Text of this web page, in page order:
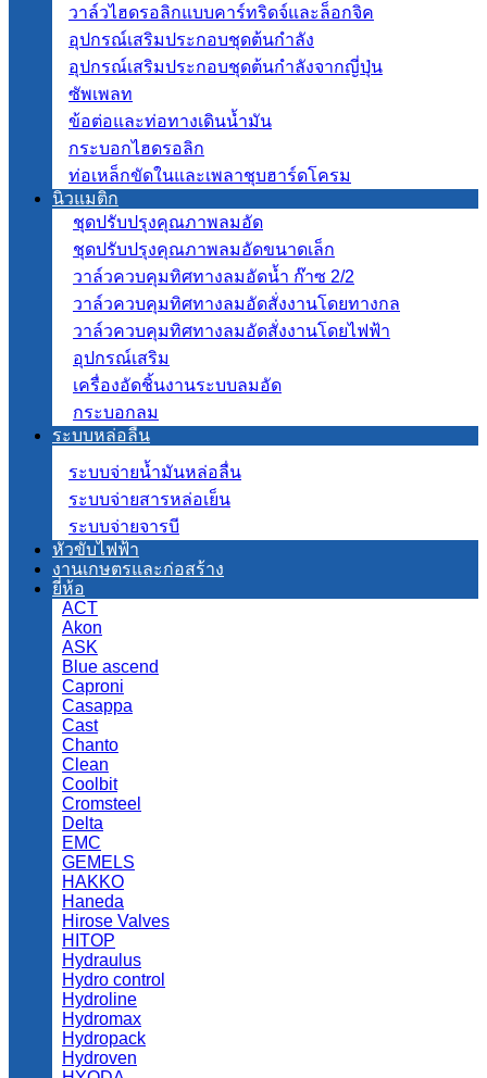
วาล์วไฮดรอลิกแบบคาร์ทริดจ์และล็อกจิค
อุปกรณ์เสริมประกอบชุดต้นกำลัง
อุปกรณ์เสริมประกอบชุดต้นกำลังจากญี่ปุ่น
ซัพเพลท
ข้อต่อและท่อทางเดินน้ำมัน
กระบอกไฮดรอลิก
ท่อเหล็กขัดในและเพลาชุบฮาร์ดโครม
นิวแมติก
ชุดปรับปรุงคุณภาพลมอัด
ชุดปรับปรุงคุณภาพลมอัดขนาดเล็ก
วาล์วควบคุมทิศทางลมอัดน้ำ ก๊าซ 2/2
วาล์วควบคุมทิศทางลมอัดสั่งงานโดยทางกล
วาล์วควบคุมทิศทางลมอัดสั่งงานโดยไฟฟ้า
อุปกรณ์เสริม
เครื่องอัดชิ้นงานระบบลมอัด
กระบอกลม
ระบบหล่อลื่น
ระบบจ่ายน้ำมันหล่อลื่น
ระบบจ่ายสารหล่อเย็น
ระบบจ่ายจารบี
หัวขับไฟฟ้า
งานเกษตรและก่อสร้าง
ยี่ห้อ
ACT
Akon
ASK
Blue ascend
Caproni
Casappa
Cast
Chanto
Clean
Coolbit
Cromsteel
Delta
EMC
GEMELS
HAKKO
Haneda
Hirose Valves
HITOP
Hydraulus
Hydro control
Hydroline
Hydromax
Hydropack
Hydroven